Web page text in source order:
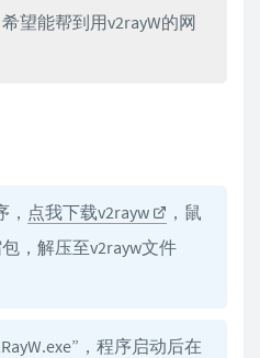
望能帮到用v2rayW的网
点我下载v2rayw
，鼠
，解压至v2rayw文件
，程序启动后在